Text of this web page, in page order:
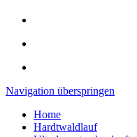
Navigation überspringen
Home
Hardtwaldlauf